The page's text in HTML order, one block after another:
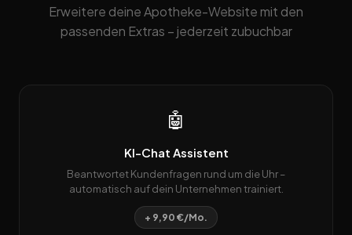
Erweitere deine Apotheke-Website mit den
passenden Extras – jederzeit zubuchbar
🤖
KI-Chat Assistent
Beantwortet Kundenfragen rund um die Uhr –
automatisch auf dein Unternehmen trainiert.
+ 9,90 €/Mo.